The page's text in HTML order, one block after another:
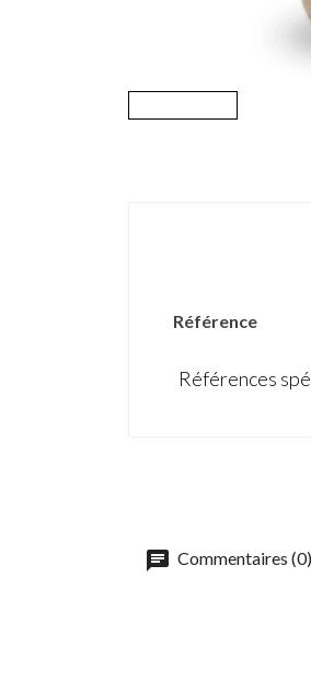
Référence
Références
Commentaires (0)